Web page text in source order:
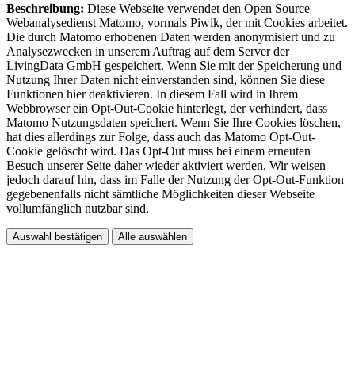
Beschreibung: Diese Webseite verwendet den Open Source
Webanalysedienst Matomo, vormals Piwik, der mit Cookies arbeitet.
Die durch Matomo erhobenen Daten werden anonymisiert und zu
Analysezwecken in unserem Auftrag auf dem Server der
LivingData GmbH gespeichert. Wenn Sie mit der Speicherung und
Nutzung Ihrer Daten nicht einverstanden sind, können Sie diese
Funktionen hier deaktivieren. In diesem Fall wird in Ihrem
Webbrowser ein Opt-Out-Cookie hinterlegt, der verhindert, dass
Matomo Nutzungsdaten speichert. Wenn Sie Ihre Cookies löschen,
hat dies allerdings zur Folge, dass auch das Matomo Opt-Out-
Cookie gelöscht wird. Das Opt-Out muss bei einem erneuten
Besuch unserer Seite daher wieder aktiviert werden. Wir weisen
jedoch darauf hin, dass im Falle der Nutzung der Opt-Out-Funktion
gegebenenfalls nicht sämtliche Möglichkeiten dieser Webseite
vollumfänglich nutzbar sind.
Auswahl bestätigen Alle auswählen